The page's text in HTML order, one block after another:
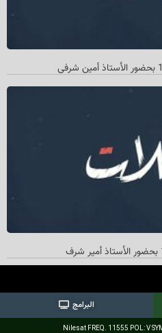
البرامج
Nilesat FREQ. 11555 POL: V